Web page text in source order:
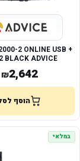
2 ONLINE USB +
BLACK ADVICE
₪2,642
הוסף
במלאי